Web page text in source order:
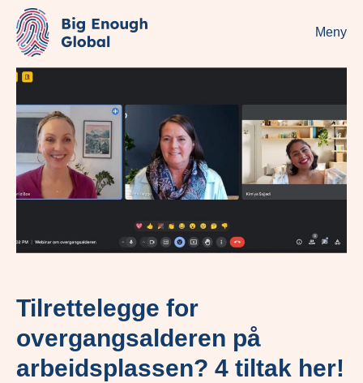
Meny
Tilrettelegge for
overgangsalderen på
arbeidsplassen? 4 tiltak her!